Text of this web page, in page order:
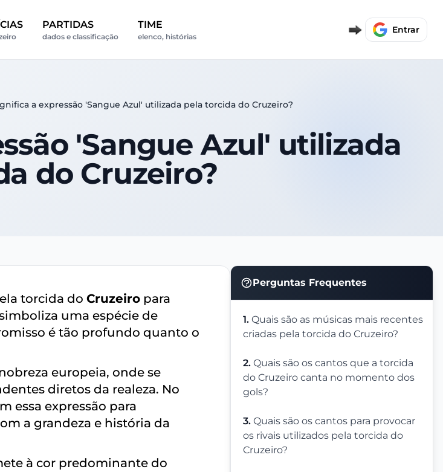
PARTIDAS
dados e classificação
TIME
elenco, histórias
Entrar
a expressão 'Sangue Azul' utilizada pela torcida do Cruzeiro?
'Sangue Azul' utilizada
do Cruzeiro?
Perguntas Frequentes
1. Quais são as músicas mais recentes
criadas pela torcida do Cruzeiro?
2. Quais são os cantos que a torcida
do Cruzeiro canta no momento dos
gols?
3. Quais são os cantos para provocar
os rivais utilizados pela torcida do
Cruzeiro?
torcida do Cruzeiro para
uma espécie de
é tão profundo quanto o
europeia, onde se
diretos da realeza. No
essa expressão para
a grandeza e história da
à cor predominante do